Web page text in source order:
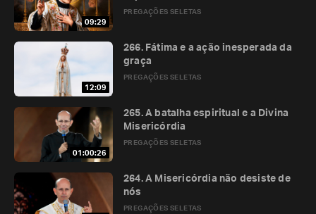
09:29
PREGAÇÕES SELETAS
12:09
PREGAÇÕES SELETAS
266. Fátima e a ação inesperada da
graça
01:00:26
PREGAÇÕES SELETAS
265. A batalha espiritual e a Divina
Misericórdia
PREGAÇÕES SELETAS
264. A Misericórdia não desiste de
nós